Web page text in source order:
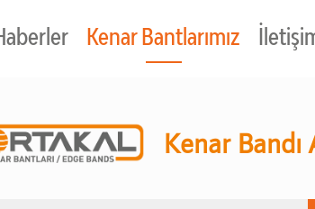
Kenar Bantlarımız
Kenar Bandı